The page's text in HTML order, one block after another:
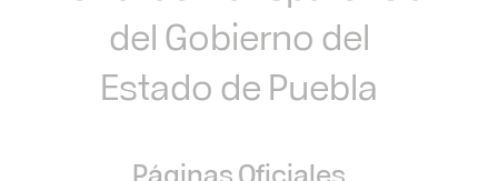
del Gobierno del
Estado de Puebla
Páginas Oficiales